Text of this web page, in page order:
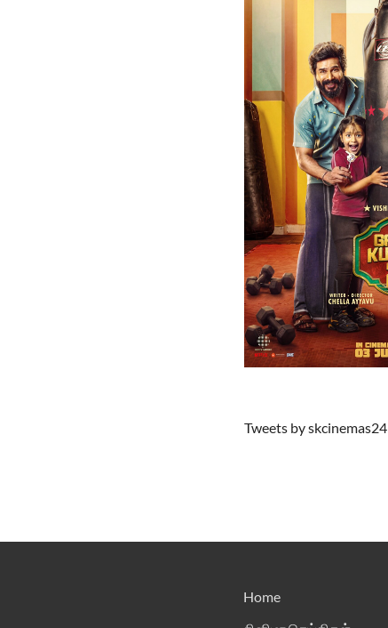
Tweets by skcinemas24
Home